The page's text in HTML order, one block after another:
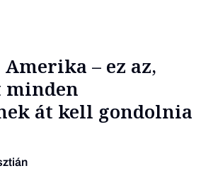
– ez az,
minden
át kell gondolnia